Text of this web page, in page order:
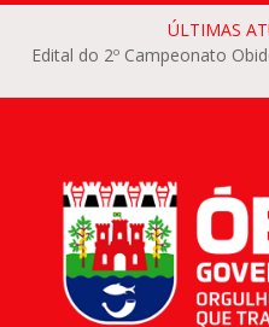
ÚLTIMAS
Edital do 2º Campeonato